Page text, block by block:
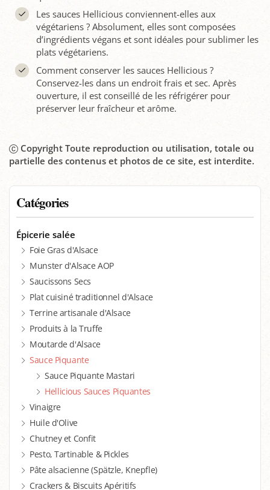
Catégories
Épicerie salée
Foie Gras d'Alsace
Munster d'Alsace AOP
Saucissons Secs
Plat cuisiné traditionnel d'Alsace
Terrine artisanale d'Alsace
Produits à la Truffe
Moutarde d'Alsace
Sauce Piquante
Sauce Piquante Mastari
Hellicious Sauces Piquantes
Vinaigre
Huile d'Olive
Chutney et Confit
Pesto, Tartinable & Pickles
Pâte alsacienne (Spätzle, Knepfle)
Crackers & Biscuits Apéritifs
Les sauces Hellicious conviennent-elles aux
végétariens ? Absolument, elles sont composées
d’ingrédients végans et sont idéales pour sublimer les
plats végétariens.
Comment conserver les sauces Hellicious ?
Conservez-les dans un endroit frais et sec. Après
ouverture, il est conseillé de les réfrigérer pour
préserver leur fraîcheur et arôme.
Copyright Toute reproduction ou utilisation, totale ou
partielle des contenus et photos de ce site, est interdite.